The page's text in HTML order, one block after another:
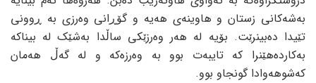
بەشەکانی زستان و هاوینەی هەیە و گۆڕانی وەرزی بە ڕوونی
تێیدا دەبینرێت. بۆیە لە هەر وەرزێکی ساڵدا بەشێک لە بیناکە
بەکاردەهێنرا کە تایبەت بوو بە وەرزەکە و لە گەڵ هەمان
کەشوهەوادا گونجاو بوو.